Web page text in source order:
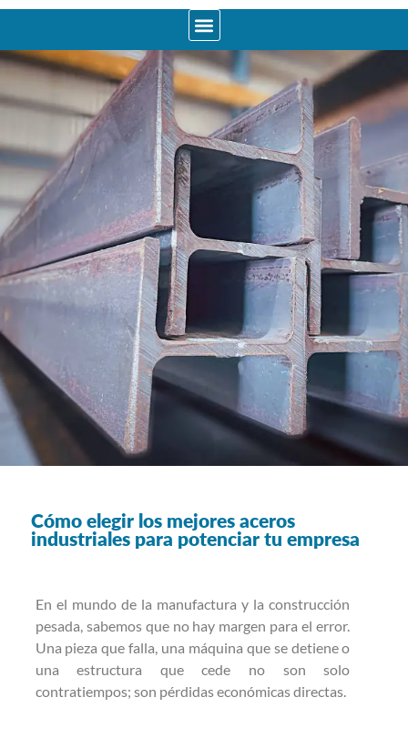
Cómo elegir los mejores aceros
industriales para potenciar tu empresa
En el mundo de la manufactura y la construcción
pesada, sabemos que no hay margen para el error.
Una pieza que falla, una máquina que se detiene o
una estructura que cede no son solo
contratiempos; son pérdidas económicas directas.